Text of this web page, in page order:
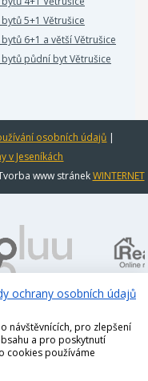
5+1 Větrušice
6+1 a větší Větrušice
půdní byt Větrušice
osobních údajů |
v Jeseníkách
www stránekWINTERNET
ochrany osobních údajů
návštěvnících, pro zlepšení
a pro poskytnutí
cookies používáme